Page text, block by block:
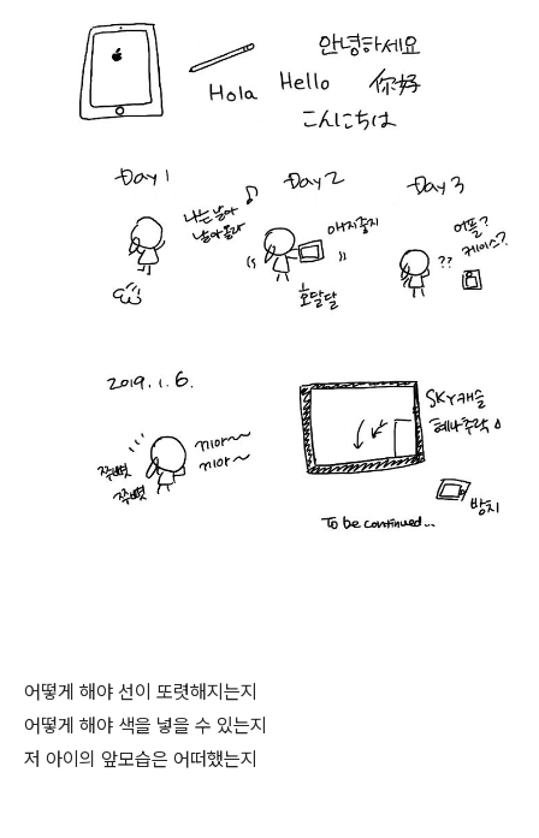
어떻게 해야 선이 또렷해지는지
어떻게 해야 색을 넣을 수 있는지
저 아이의 앞모습은 어떠했는지